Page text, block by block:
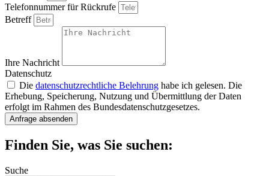
Telefonnummer für Rückrufe
Betreff
Ihre Nachricht
Datenschutz
Die datenschutzrechtliche Belehrung habe ich gelesen. Die
Erhebung, Speicherung, Nutzung und Übermittlung der Daten
erfolgt im Rahmen des Bundesdatenschutzgesetzes.
Anfrage absenden
Finden Sie, was Sie suchen:
Suche